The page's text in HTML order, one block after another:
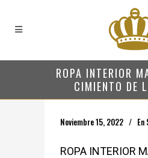
ROPA INTERIOR
CIMIENTO DE
Noviembre 15, 2022 En
ROPA INTERIOR